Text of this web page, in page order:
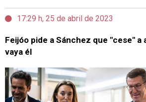
17:29 h, 25 de abril de 2023
Feijóo pide a Sánchez que "cese" a
vaya él